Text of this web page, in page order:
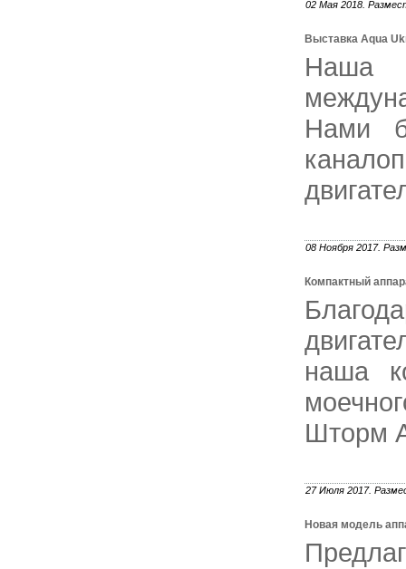
02 Мая 2018.
Выставка Aqua
Наша
Нами
08 Ноября 2017.
Компактный
наша
Шторм
27 Июля 2017.
Новая модель